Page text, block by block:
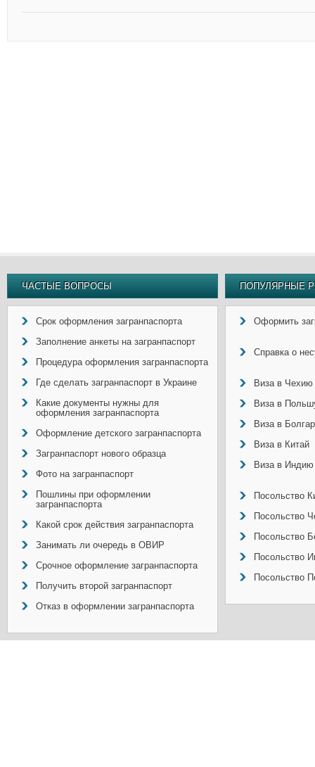
ЧАСТЫЕ ВОПРОСЫ
Срок оформления загранпаспорта
Заполнение анкеты на загранпаспорт
Процедура оформления загранпаспорта
Где сделать загранпаспорт в Украине
Какие документы нужны для
оформления загранпаспорта
Оформление детского загранпаспорта
Загранпаспорт нового образца
Фото на загранпаспорт
Пошлины при оформлении
загранпаспорта
Какой срок действия загранпаспорта
Занимать ли очередь в ОВИР
Срочное оформление загранпаспорта
Получить второй загранпаспорт
Отказ в оформлении загранпаспорта
ПОПУЛЯРНЫЕ
Оформить
Справка о
Виза в Чехию
Виза в
Виза в
Виза в Китай
Виза в Индию
Посольство
Посольство
Посольство
Посольство
Посольство